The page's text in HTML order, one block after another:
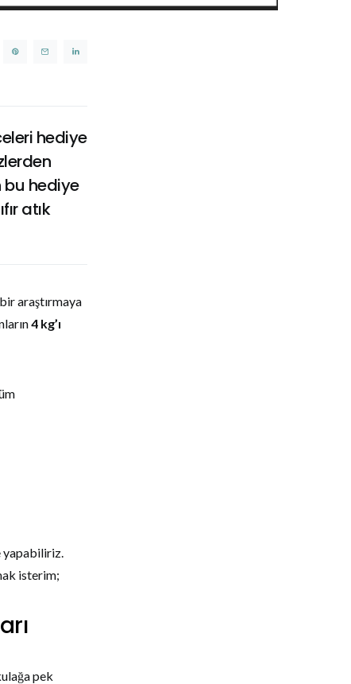
hediye
bu hediye
atık
araştırmaya
4 kg’ı
yapabiliriz.
isterim;
pek